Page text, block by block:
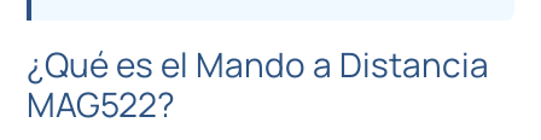
¿Qué es el Mando a Distancia
MAG522?